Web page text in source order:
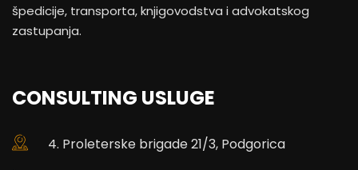
špedicije, transporta, knjigovodstva i advokatskog
zastupanja.
CONSULTING USLUGE
4. Proleterske brigade 21/3, Podgorica